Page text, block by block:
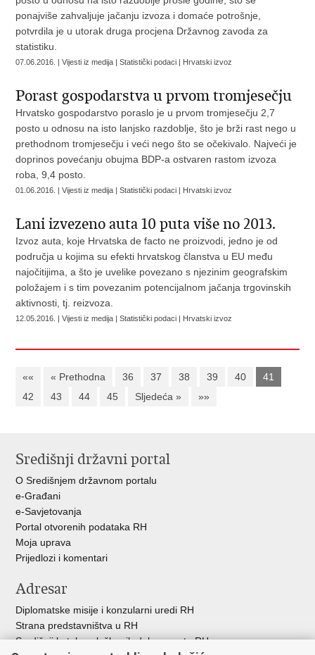
ponajviše zahvaljuje jačanju izvoza i domaće potrošnje,
potvrdila je u utorak druga procjena Državnog zavoda za
statistiku.
07.06.2016. | Vijesti iz medija | Statistički podaci | Hrvatski izvoz
Porast gospodarstva u prvom tromjesečju
Hrvatsko gospodarstvo poraslo je u prvom tromjesečju 2,7
posto u odnosu na isto lanjsko razdoblje, što je brži rast nego u
prethodnom tromjesečju i veći nego što se očekivalo. Najveći je
doprinos povećanju obujma BDP-a ostvaren rastom izvoza
roba, 9,4 posto.
01.06.2016. | Vijesti iz medija | Statistički podaci | Hrvatski izvoz
Lani izvezeno auta 10 puta više no 2013.
Izvoz auta, koje Hrvatska de facto ne proizvodi, jedno je od
područja u kojima su efekti hrvatskog članstva u EU među
najočitijima, a što je uvelike povezano s njezinim geografskim
položajem i s tim povezanim potencijalnom jačanja trgovinskih
aktivnosti, tj. reizvoza.
12.05.2016. | Vijesti iz medija | Statistički podaci | Hrvatski izvoz
«« « Prethodna 36 37 38 39 40
41
42
43 44 45 Sljedeća » »»
Središnji državni portal
O Središnjem državnom portalu
e-Građani
e-Savjetovanja
Portal otvorenih podataka RH
Moja uprava
Prijedlozi i komentari
Adresar
Diplomatske misije i konzularni uredi RH
Strana predstavništva u RH
Središnji katalog službenih dokumenata RH